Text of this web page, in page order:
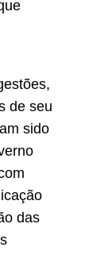
de seu
sido
das